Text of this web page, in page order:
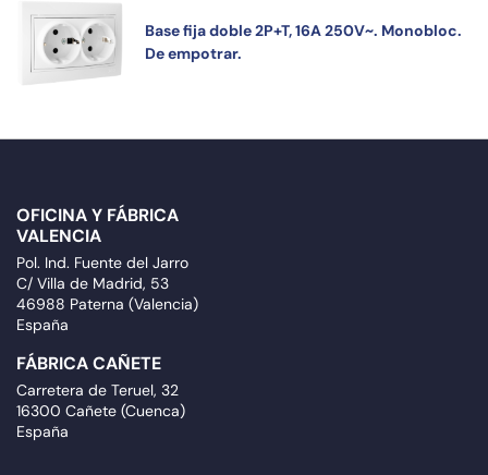
Base fija doble 2P+T, 16A 250V~. Monobloc.
De empotrar.
OFICINA Y FÁBRICA
VALENCIA
Pol. Ind. Fuente del Jarro
C/ Villa de Madrid, 53
46988 Paterna (Valencia)
España
FÁBRICA CAÑETE
Carretera de Teruel, 32
16300 Cañete (Cuenca)
España